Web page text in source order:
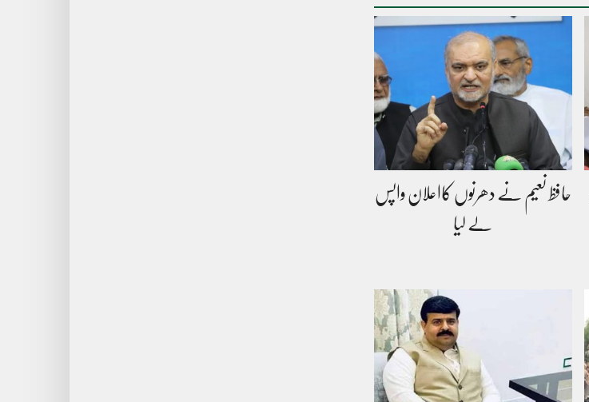
حافظ نعیم نے دھرنوں کااعلان واپس
لے لیا